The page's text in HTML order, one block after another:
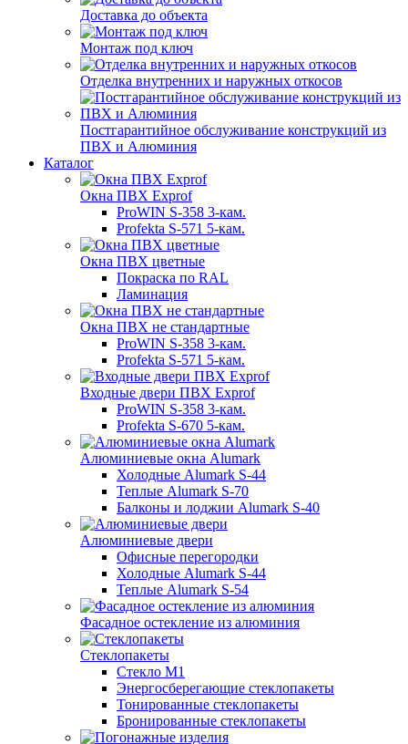
Доставка до объекта
Монтаж под ключ
Отделка внутренних и наружных откосов
Постгарантийное обслуживание конструкций из
ПВХ и Алюминия
Каталог
Окна ПВХ Exprof
ProWIN S-358 3-кам.
Profekta S-571 5-кам.
Окна ПВХ цветные
Покраска по RAL
Ламинация
Окна ПВХ не стандартные
ProWIN S-358 3-кам.
Profekta S-571 5-кам.
Входные двери ПВХ Exprof
ProWIN S-358 3-кам.
Profekta S-670 5-кам.
Алюминиевые окна Alumark
Холодные Alumark S-44
Теплые Alumark S-70
Балконы и лоджии Alumark S-40
Алюминиевые двери
Офисные перегородки
Холодные Alumark S-44
Теплые Alumark S-54
Фасадное остекление из алюминия
Стеклопакеты
Стекло М1
Энергосберегающие стеклопакеты
Тонированные стеклопакеты
Бронированные стеклопакеты